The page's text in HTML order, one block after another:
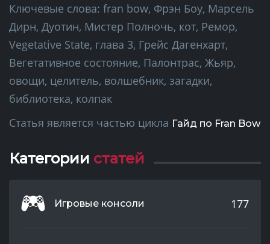
Ключевые слова: fran bow, Фрэн Боу, Марсель
Дирн, Дуотин, Мистер Полночь, кот, Ремор,
Vegetative State, глава 3, Грейс Дагенхарт,
Вегетативное состояние, Палонтрас, Жьяр,
овощи, целитель, волшебник, загадки,
библиотека, колпак
Статья является частью цикла Гайд по Fran Bow
Категории статей
Игровые консоли 177